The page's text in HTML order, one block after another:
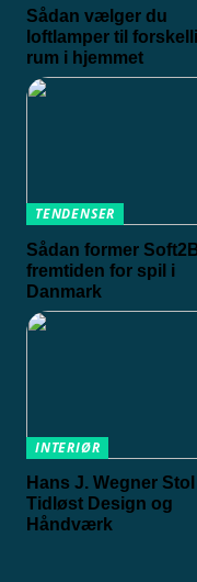
Sådan vælger du
loftlamper til
rum i hjemmet
TENDENSER
Sådan former
fremtiden for spil i
Danmark
INTERIØR
Hans J. Wegner
Tidløst Design og
Håndværk